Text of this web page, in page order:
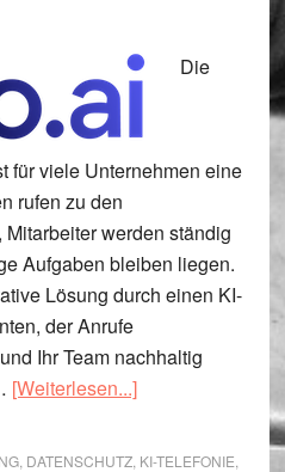
Die
für viele Unternehmen eine
rufen zu den
werden ständig
Aufgaben bleiben liegen.
Lösung durch einen KI-
der Anrufe
Ihr Team nachhaltig
[Weiterlesen...]ÜberKI-
Telefonassistent
, DATENSCHUTZ, KI-TELEFONIE